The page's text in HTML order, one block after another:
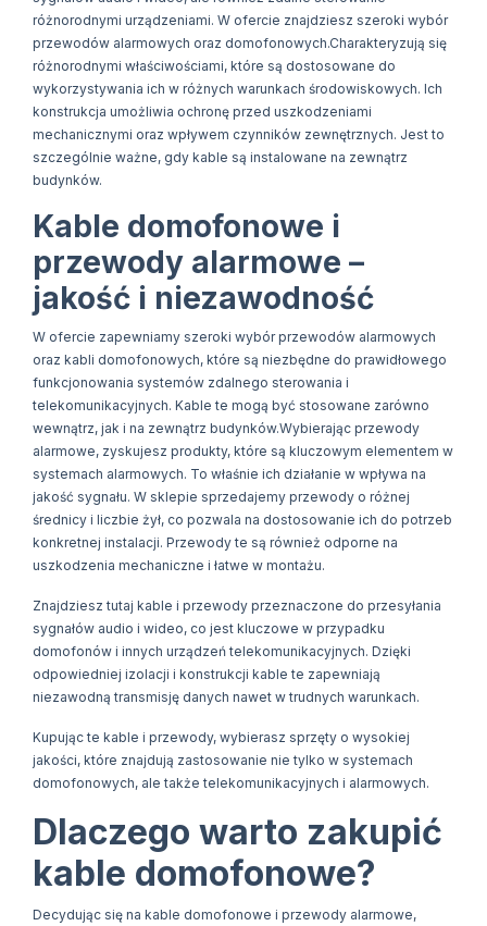
różnorodnymi urządzeniami. W ofercie znajdziesz szeroki wybór
przewodów alarmowych oraz domofonowych.Charakteryzują się
różnorodnymi właściwościami, które są dostosowane do
wykorzystywania ich w różnych warunkach środowiskowych. Ich
konstrukcja umożliwia ochronę przed uszkodzeniami
mechanicznymi oraz wpływem czynników zewnętrznych. Jest to
szczególnie ważne, gdy kable są instalowane na zewnątrz
budynków.
Kable domofonowe i
przewody alarmowe –
jakość i niezawodność
W ofercie zapewniamy szeroki wybór przewodów alarmowych
oraz kabli domofonowych, które są niezbędne do prawidłowego
funkcjonowania systemów zdalnego sterowania i
telekomunikacyjnych. Kable te mogą być stosowane zarówno
wewnątrz, jak i na zewnątrz budynków.Wybierając przewody
alarmowe, zyskujesz produkty, które są kluczowym elementem w
systemach alarmowych. To właśnie ich działanie w wpływa na
jakość sygnału. W sklepie sprzedajemy przewody o różnej
średnicy i liczbie żył, co pozwala na dostosowanie ich do potrzeb
konkretnej instalacji. Przewody te są również odporne na
uszkodzenia mechaniczne i łatwe w montażu.
Znajdziesz tutaj kable i przewody przeznaczone do przesyłania
sygnałów audio i wideo, co jest kluczowe w przypadku
domofonów i innych urządzeń telekomunikacyjnych. Dzięki
odpowiedniej izolacji i konstrukcji kable te zapewniają
niezawodną transmisję danych nawet w trudnych warunkach.
Kupując te kable i przewody, wybierasz sprzęty o wysokiej
jakości, które znajdują zastosowanie nie tylko w systemach
domofonowych, ale także telekomunikacyjnych i alarmowych.
Dlaczego warto zakupić
kable domofonowe?
Decydując się na kable domofonowe i przewody alarmowe,